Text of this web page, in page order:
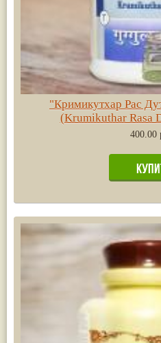
"Кримикутхар Рас
(Krumikuthar Rasa
400.00